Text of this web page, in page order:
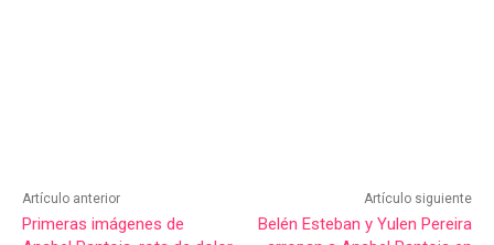
Artículo anterior
Primeras imágenes de
Artículo siguiente
Belén Esteban y Yulen Pereira